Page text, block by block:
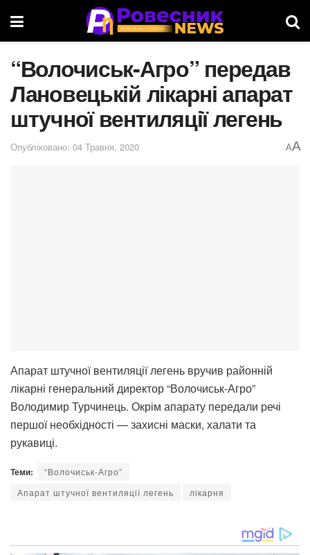
“Волочиськ-Агро” передав
Лановецькій лікарні апарат
штучної вентиляції легень
Опубліковано: 04 Травня, 2020 AA
Апарат штучної вентиляції легень вручив районній
лікарні генеральний директор “Волочиськ-Агро”
Володимир Турчинець. Окрім апарату передали речі
першої необхідності — захисні маски, халати та
рукавиці.
Теми:
“Волочиськ-Агро”
Апарат штучної вентиляції легень
лікарня